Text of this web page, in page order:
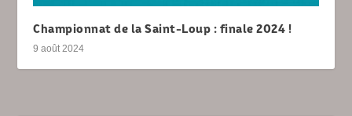
Championnat de la Saint-Loup : finale 2024 !
9 août 2024